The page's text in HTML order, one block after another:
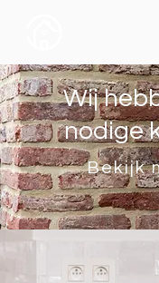
Wij
nodige
Bekijk